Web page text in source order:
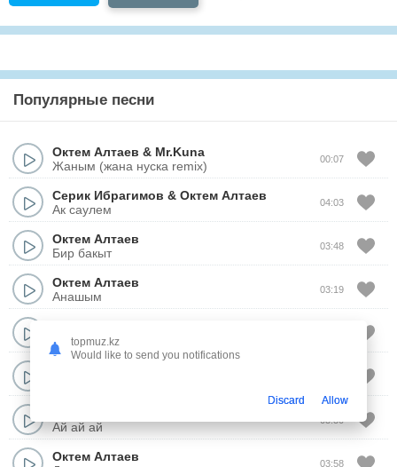
Популярные песни
Октем Алтаев & Mr.Kuna
Жаным (жана нуска remix)
00:07
Серик Ибрагимов & Октем Алтаев
Ак саулем
04:03
Октем Алтаев
Бир бакыт
03:48
Октем Алтаев
Анашым
03:19
18 жас
Ай ай ай
03:30
Октем Алтаев
03:58
topmuz.kz
Would like to send you notifications
Discard Allow